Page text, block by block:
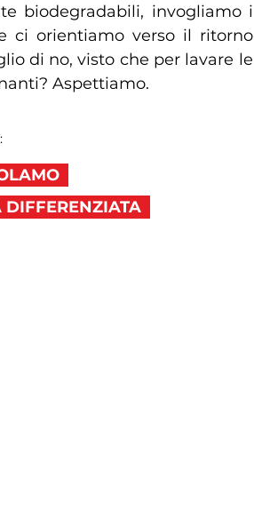
biodegradabili, invogliamo i
ci orientiamo verso il ritorno
di no, visto che per lavare le
Aspettiamo.
DIFFERENZIATA